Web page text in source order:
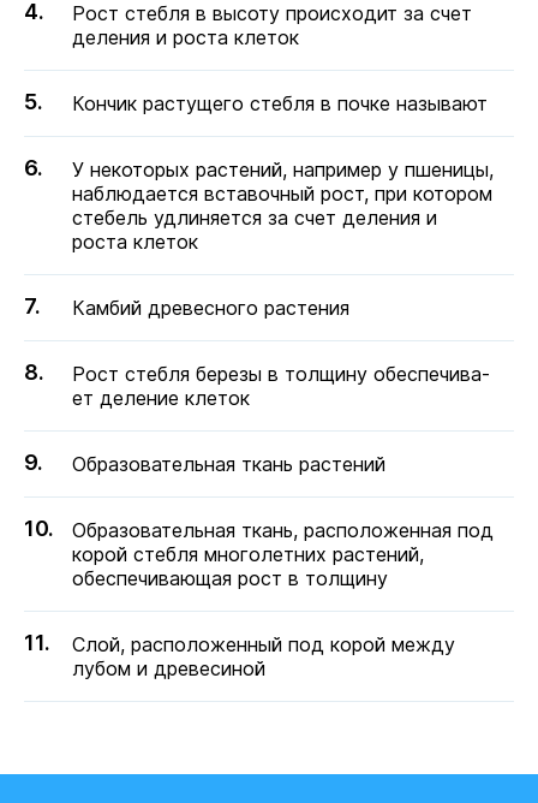
Рост стебля в высоту происходит за счет
деления и роста клеток
Кончик растущего стебля в почке называют
У некоторых растений, например у пшеницы,
наблюдается вставочный рост, при котором
стебель удлиняется за счет деления и
роста клеток
Кам­бий дре­вес­но­го рас­те­ния
Рост стеб­ля березы в тол­щи­ну обес­пе­чи­ва­
ет де­ле­ние кле­ток
Об­ра­зо­ва­тель­ная ткань рас­те­ний
Образовательная ткань, расположенная под
корой стебля многолетних растений,
обеспечивающая рост в толщину
Слой, расположенный под корой между
лубом и древесиной